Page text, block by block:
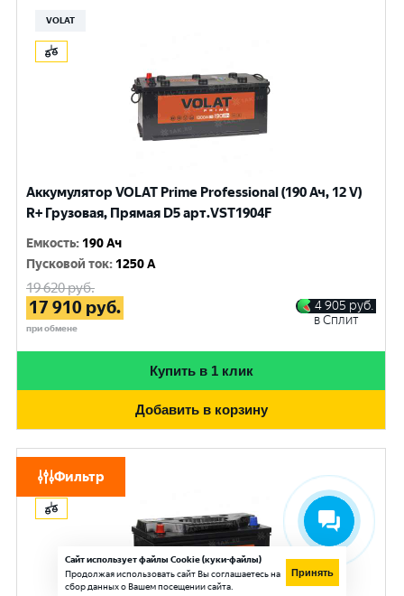
Фильтр
VOLAT
Аккумулятор VOLAT Prime Professional (190 Ач, 12 V)
R+ Грузовая, Прямая D5 арт.VST1904F
Емкость: 190 Ач
Пусковой ток: 1250 A
19 620руб.
17 910 руб.
при обмене
4 905 руб.
в Сплит
Купить в 1 клик
Добавить в корзину
VOLAT
Сайт использует файлы Cookie (куки-файлы)
Продолжая использовать сайт Вы соглашаетесь на
сбор данных о Вашем посещении сайта.
Принять